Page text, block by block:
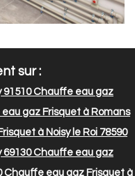
sur :
91510Chauffe eau gaz
gaz Frisquet à Romans
à Noisy le Roi 78590
69130Chauffe eau gaz
Chauffe eau gaz Frisquet à